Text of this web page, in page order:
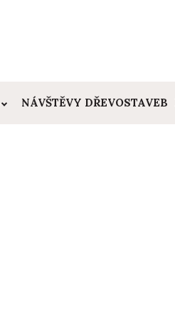
NÁVŠTĚVY DŘEVOSTAVEB